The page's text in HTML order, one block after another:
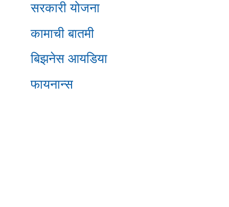
सरकारी योजना
कामाची बातमी
बिझनेस आयडिया
फायनान्स